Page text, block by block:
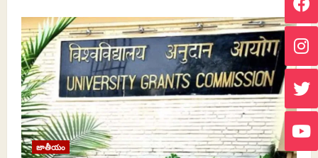
నాణ్యత-
టెట్
భ్రమలు
జాతీయం